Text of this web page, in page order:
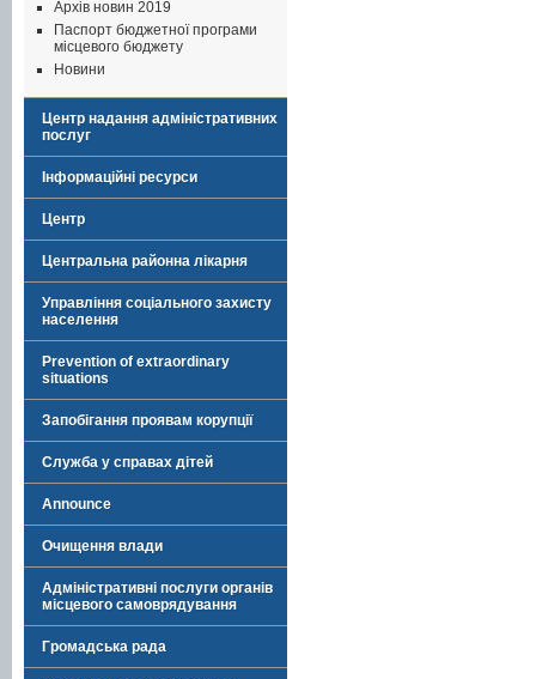
Архів новин 2019
Паспорт бюджетної програми
місцевого бюджету
Новини
Центр надання адміністративних
послуг
Інформаційні ресурси
Центр
Центральна районна лікарня
Управління соціального захисту
населення
Prevention of extraordinary
situations
Запобігання проявам корупції
Служба у справах дітей
Announce
Очищення влади
Адміністративні послуги органів
місцевого самоврядування
Громадська рада